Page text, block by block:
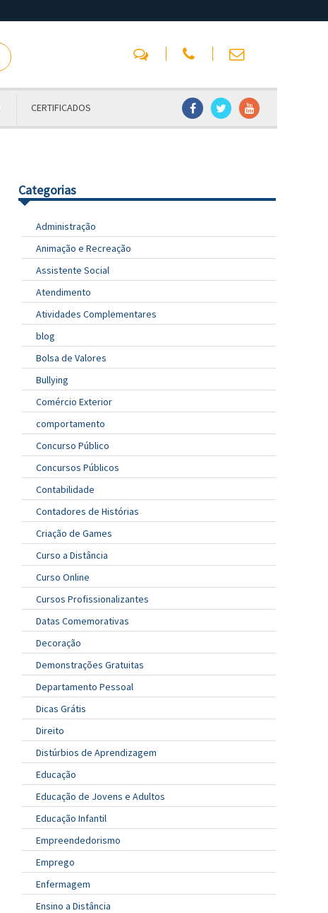
CERTIFICADOS
Categorias
Administração
Animação e Recreação
Assistente Social
Atendimento
Atividades Complementares
blog
Bolsa de Valores
Bullying
Comércio Exterior
comportamento
Concurso Público
Concursos Públicos
Contabilidade
Contadores de Histórias
Criação de Games
Curso a Distância
Curso Online
Cursos Profissionalizantes
Datas Comemorativas
Decoração
Demonstrações Gratuitas
Departamento Pessoal
Dicas Grátis
Direito
Distúrbios de Aprendizagem
Educação
Educação de Jovens e Adultos
Educação Infantil
Empreendedorismo
Emprego
Enfermagem
Ensino a Distância